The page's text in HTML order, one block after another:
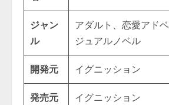
ジャン
ル
アダルト、恋愛アド
ジュアルノベル
開発元 イグニッション
発売元 イグニッション